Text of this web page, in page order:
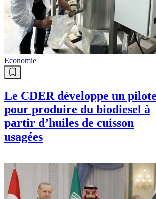
Economie
Le CDER développe un pilote
pour produire du biodiesel à
partir d’huiles de cuisson
usagées